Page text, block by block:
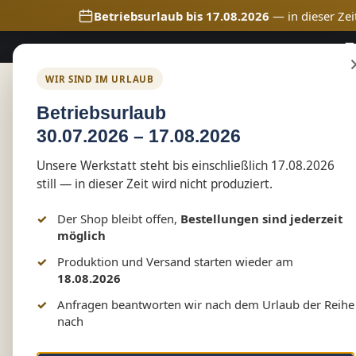
Hauptinhalt springen
Zur Suche springen
Zur Hauptnavigation springen
Betriebsurlaub bis 17.08.2026 — in dieser
WIR SIND IM URLAUB
Betriebsurlaub
30.07.2026 – 17.08.2026
Unsere Werkstatt steht bis einschließlich 17.08.2026
still — in dieser Zeit wird nicht produziert.
Der Shop bleibt offen, Bestellungen sind jederzeit
möglich
Produktion und Versand starten wieder am
18.08.2026
Anfragen beantworten wir nach dem Urlaub der Reihe
nach
🚚
Shop Vereinswelt Schützenzunft Tessin
Herren Poloshirt-/hemd